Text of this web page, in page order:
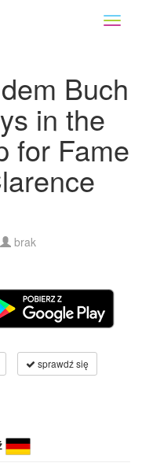
Buch
in the
for Fame
brak
sprawdź się